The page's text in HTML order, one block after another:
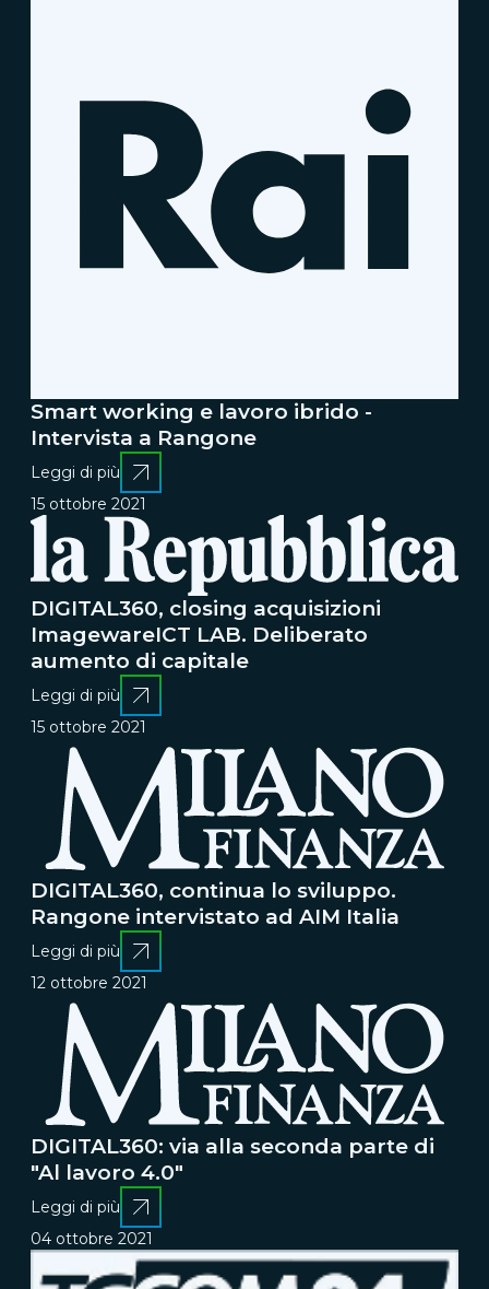
Smart working e lavoro ibrido -
Intervista a Rangone
Leggi di più
15 ottobre 2021
DIGITAL360, closing acquisizioni
ImagewareICT LAB. Deliberato
aumento di capitale
Leggi di più
15 ottobre 2021
DIGITAL360, continua lo sviluppo.
Rangone intervistato ad AIM Italia
Leggi di più
12 ottobre 2021
DIGITAL360: via alla seconda parte di
"Al lavoro 4.0"
Leggi di più
04 ottobre 2021